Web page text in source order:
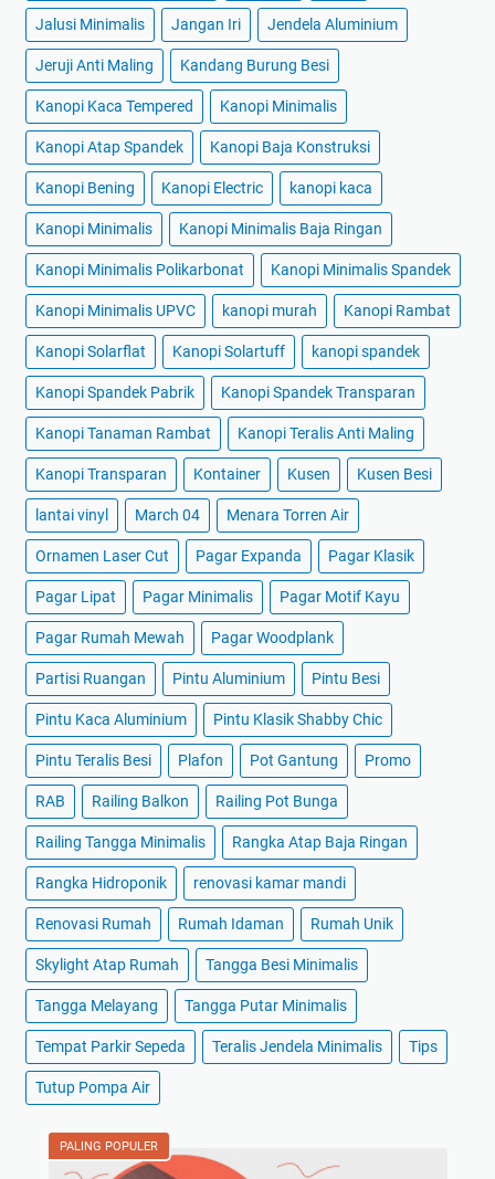
Jalusi Minimalis Jangan Iri Jendela Aluminium
Jeruji Anti Maling Kandang Burung Besi
Kanopi Kaca Tempered Kanopi Minimalis
Kanopi Atap Spandek Kanopi Baja Konstruksi
Kanopi Bening Kanopi Electric kanopi kaca
Kanopi Minimalis Kanopi Minimalis Baja Ringan
Kanopi Minimalis Polikarbonat Kanopi Minimalis Spandek
Kanopi Minimalis UPVC kanopi murah Kanopi Rambat
Kanopi Solarflat Kanopi Solartuff kanopi spandek
Kanopi Spandek Pabrik Kanopi Spandek Transparan
Kanopi Tanaman Rambat Kanopi Teralis Anti Maling
Kanopi Transparan Kontainer Kusen Kusen Besi
lantai vinyl March 04 Menara Torren Air
Ornamen Laser Cut Pagar Expanda Pagar Klasik
Pagar Lipat Pagar Minimalis Pagar Motif Kayu
Pagar Rumah Mewah Pagar Woodplank
Partisi Ruangan Pintu Aluminium Pintu Besi
Pintu Kaca Aluminium Pintu Klasik Shabby Chic
Pintu Teralis Besi Plafon Pot Gantung Promo
RAB Railing Balkon Railing Pot Bunga
Railing Tangga Minimalis Rangka Atap Baja Ringan
Rangka Hidroponik renovasi kamar mandi
Renovasi Rumah Rumah Idaman Rumah Unik
Skylight Atap Rumah Tangga Besi Minimalis
Tangga Melayang Tangga Putar Minimalis
Tempat Parkir Sepeda Teralis Jendela Minimalis Tips
Tutup Pompa Air
PALING POPULER